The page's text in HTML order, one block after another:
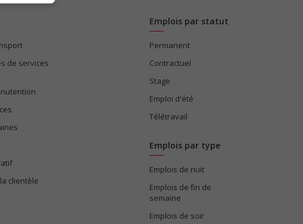
de services
clientèle
Emplois par statut
Permanent
Contractuel
Stage
Emploi d'été
Télétravail
Emplois par type
Emplois de nuit
Emplois de fin de
semaine
Emplois de soir